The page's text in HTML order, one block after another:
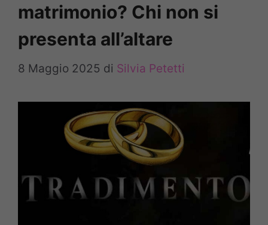
matrimonio? Chi non si
presenta all’altare
8 Maggio 2025 di Silvia Petetti